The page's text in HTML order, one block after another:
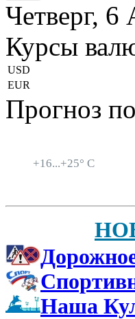
Четверг, 6
Курсы
USD
EUR
Прогноз
+16...+25° C
Наша